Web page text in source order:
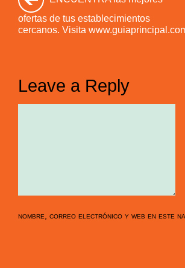
ofertas de tus establecimientos
cercanos. Visita
Leave a Reply
nombre, correo electrónico y web en este